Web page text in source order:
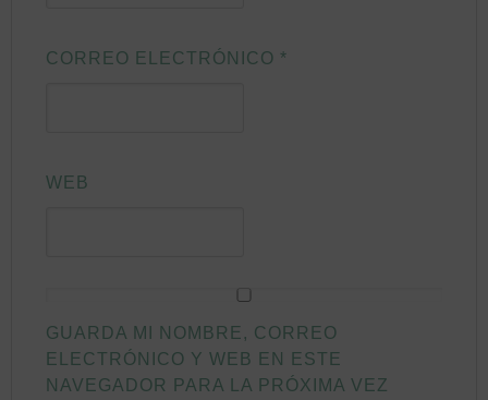
CORREO ELECTRÓNICO *
WEB
GUARDA MI NOMBRE, CORREO
ELECTRÓNICO Y WEB EN ESTE
NAVEGADOR PARA LA PRÓXIMA VEZ